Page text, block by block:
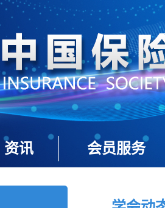
资讯 会员服务